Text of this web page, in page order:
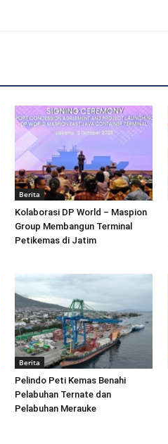
Berita
Kolaborasi DP World – Maspion
Group Membangun Terminal
Petikemas di Jatim
Berita
Pelindo Peti Kemas Benahi
Pelabuhan Ternate dan
Pelabuhan Merauke